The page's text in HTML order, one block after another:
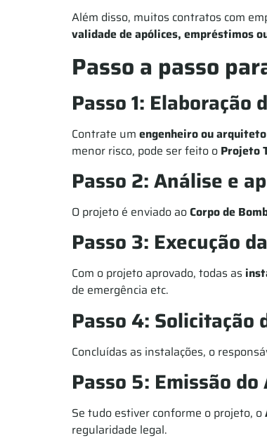
Além disso, muitos contratos com
validade de apólices, empréstimos
Passo a passo
Passo 1: Elaboração
Contrate um engenheiro ou
menor risco, pode ser feito o Projeto
Passo 2: Análise e
O projeto é enviado aoCorpo de
Passo 3: Execução
Com o projeto aprovado, todas as
de emergência etc.
Passo 4: Solicitação
Concluídas as instalações, o
Passo 5: Emissão
Se tudo estiver conforme o projeto, o
regularidade legal.